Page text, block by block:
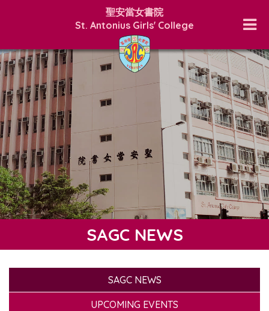
聖安當女書院
St. Antonius Girls' College
SAGC NEWS
SAGC NEWS
UPCOMING EVENTS